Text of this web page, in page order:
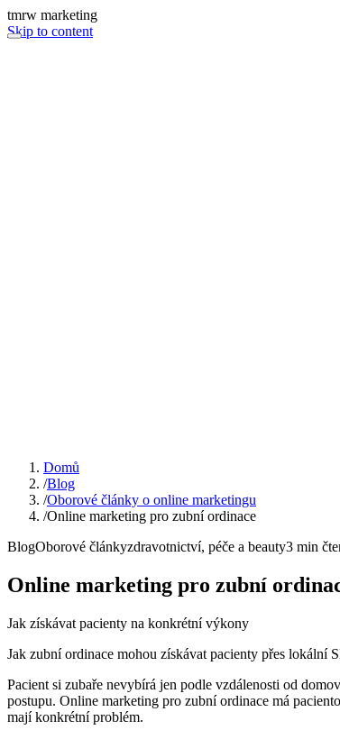
tmrw marketing
Skip to content
Domů
/Blog
/Oborové články o online marketingu
/Online marketing pro zubní ordinace
BlogOborové článkyzdravotnictví, péče a beauty3 min
Online marketing pro zubní
Jak získávat pacienty na konkrétní výkony
Jak zubní ordinace mohou získávat pacienty přes lokální
Pacient si zubaře nevybírá jen podle vzdálenosti od
postupu. Online marketing pro zubní ordinace má
mají konkrétní problém.